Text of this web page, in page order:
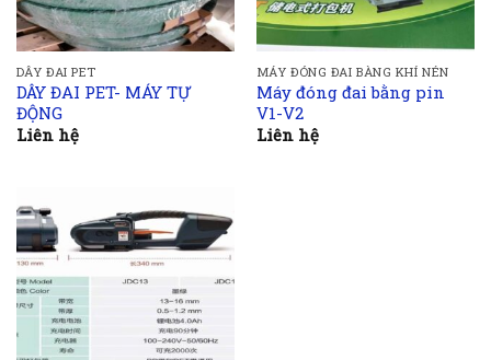
DÂY ĐAI PET
DÂY ĐAI PET- MÁY TỰ
ĐỘNG
Liên hệ
MÁY ĐÓNG ĐAI BÀNG KHÍ NÉN
Máy đóng đai bằng pin
V1-V2
Liên hệ